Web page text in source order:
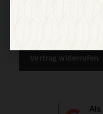
Vertrag widerrufen